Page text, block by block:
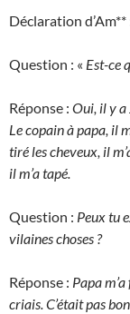
Déclaration d’Am**
Question : « Est-ce
Réponse : Oui, il y a
Le copain à papa, il
tiré les cheveux, il
il m’a tapé.
Question : Peux tu
vilaines choses ?
Réponse : Papa
criais. C’était pas